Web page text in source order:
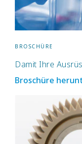
BROSCHÜRE
Damit Ihre
Broschüre